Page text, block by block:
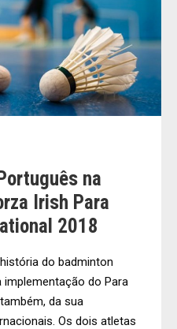
na
Irish Para
2018
do badminton
do Para
da sua
Os dois atletas